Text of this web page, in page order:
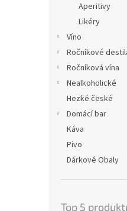
Aperitivy
Likéry
Víno
Ročníkové
Ročníková vína
Nealkoholické
Hezké české
Domácí bar
Káva
Pivo
Dárkové Obaly
Top 5